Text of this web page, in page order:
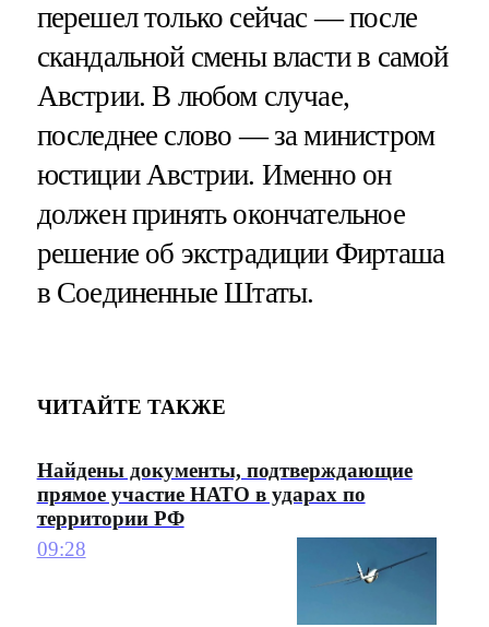
перешел только сейчас — после
скандальной смены власти в самой
Австрии. В любом случае,
последнее слово — за министром
юстиции Австрии. Именно он
должен принять окончательное
решение об экстрадиции Фирташа
в Соединенные Штаты.
ЧИТАЙТЕ ТАКЖЕ
Найдены документы, подтверждающие
прямое участие НАТО в ударах по
территории РФ
09:28